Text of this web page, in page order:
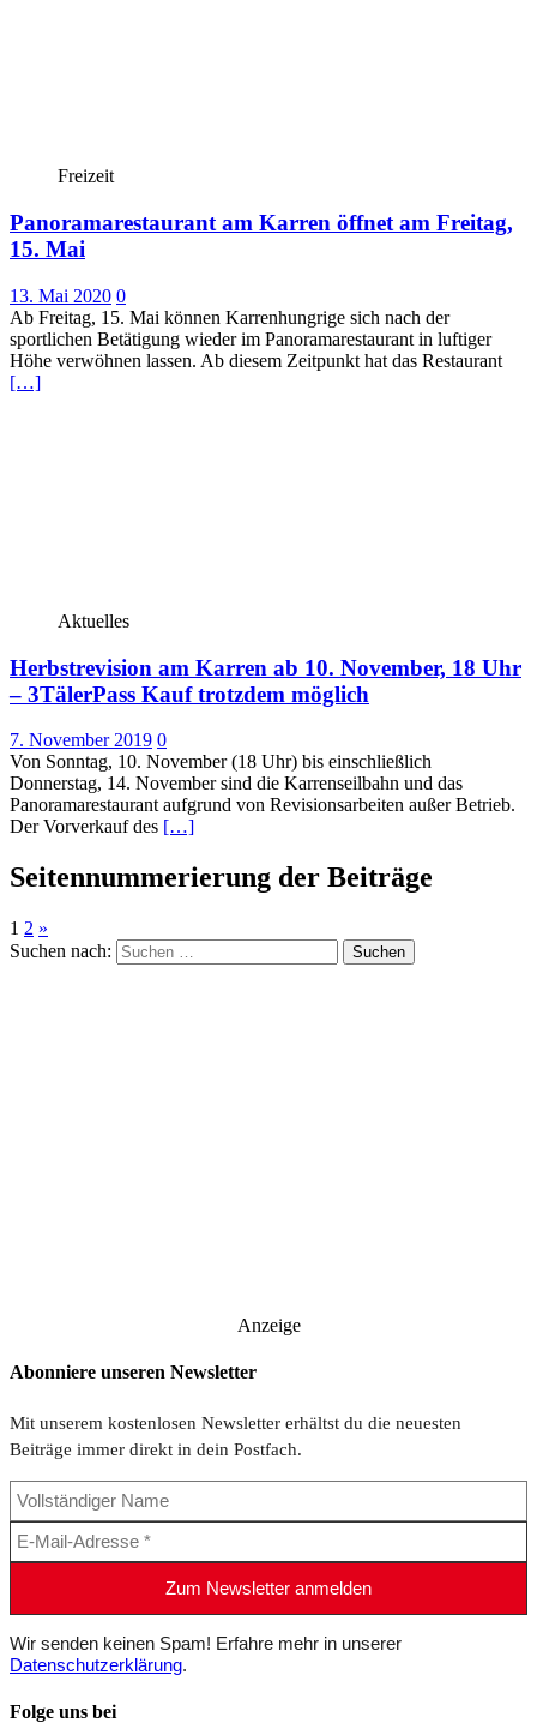
Freizeit
Panoramarestaurant am Karren öffnet am Freitag,
15. Mai
13. Mai 2020 0
Ab Freitag, 15. Mai können Karrenhungrige sich nach der
sportlichen Betätigung wieder im Panoramarestaurant in luftiger
Höhe verwöhnen lassen. Ab diesem Zeitpunkt hat das Restaurant
[…]
Aktuelles
Herbstrevision am Karren ab 10. November, 18 Uhr
– 3TälerPass Kauf trotzdem möglich
7. November 2019 0
Von Sonntag, 10. November (18 Uhr) bis einschließlich
Donnerstag, 14. November sind die Karrenseilbahn und das
Panoramarestaurant aufgrund von Revisionsarbeiten außer Betrieb.
Der Vorverkauf des […]
Seitennummerierung der Beiträge
1 2 »
Suchen nach:
Anzeige
Abonniere unseren Newsletter
Mit unserem kostenlosen Newsletter erhältst du die neuesten
Beiträge immer direkt in dein Postfach.
Wir senden keinen Spam! Erfahre mehr in unserer
Datenschutzerklärung.
Folge uns bei